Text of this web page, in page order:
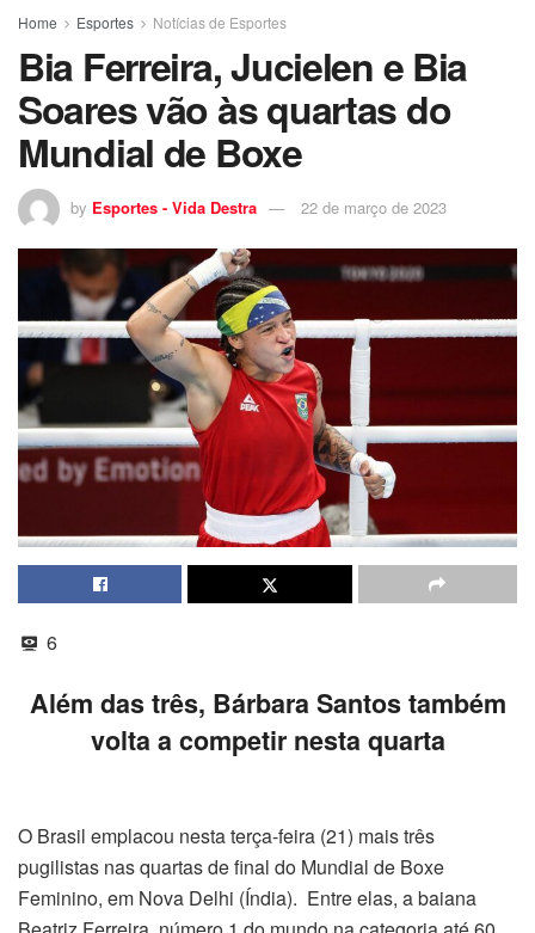
Home Esportes Notícias de Esportes
Bia Ferreira, Jucielen e Bia
Soares vão às quartas do
Mundial de Boxe
by Esportes - Vida Destra 22 de março de 2023
6
Além das três, Bárbara Santos também
volta a competir nesta quarta
O Brasil emplacou nesta terça-feira (21) mais três
pugilistas nas quartas de final do Mundial de Boxe
Feminino, em Nova Delhi (Índia). Entre elas, a baiana